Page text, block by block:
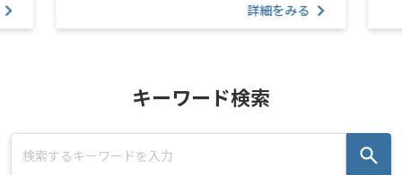
詳細をみる
キーワード検索